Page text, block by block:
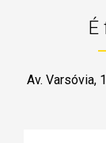
É
Av. Varsóvia,